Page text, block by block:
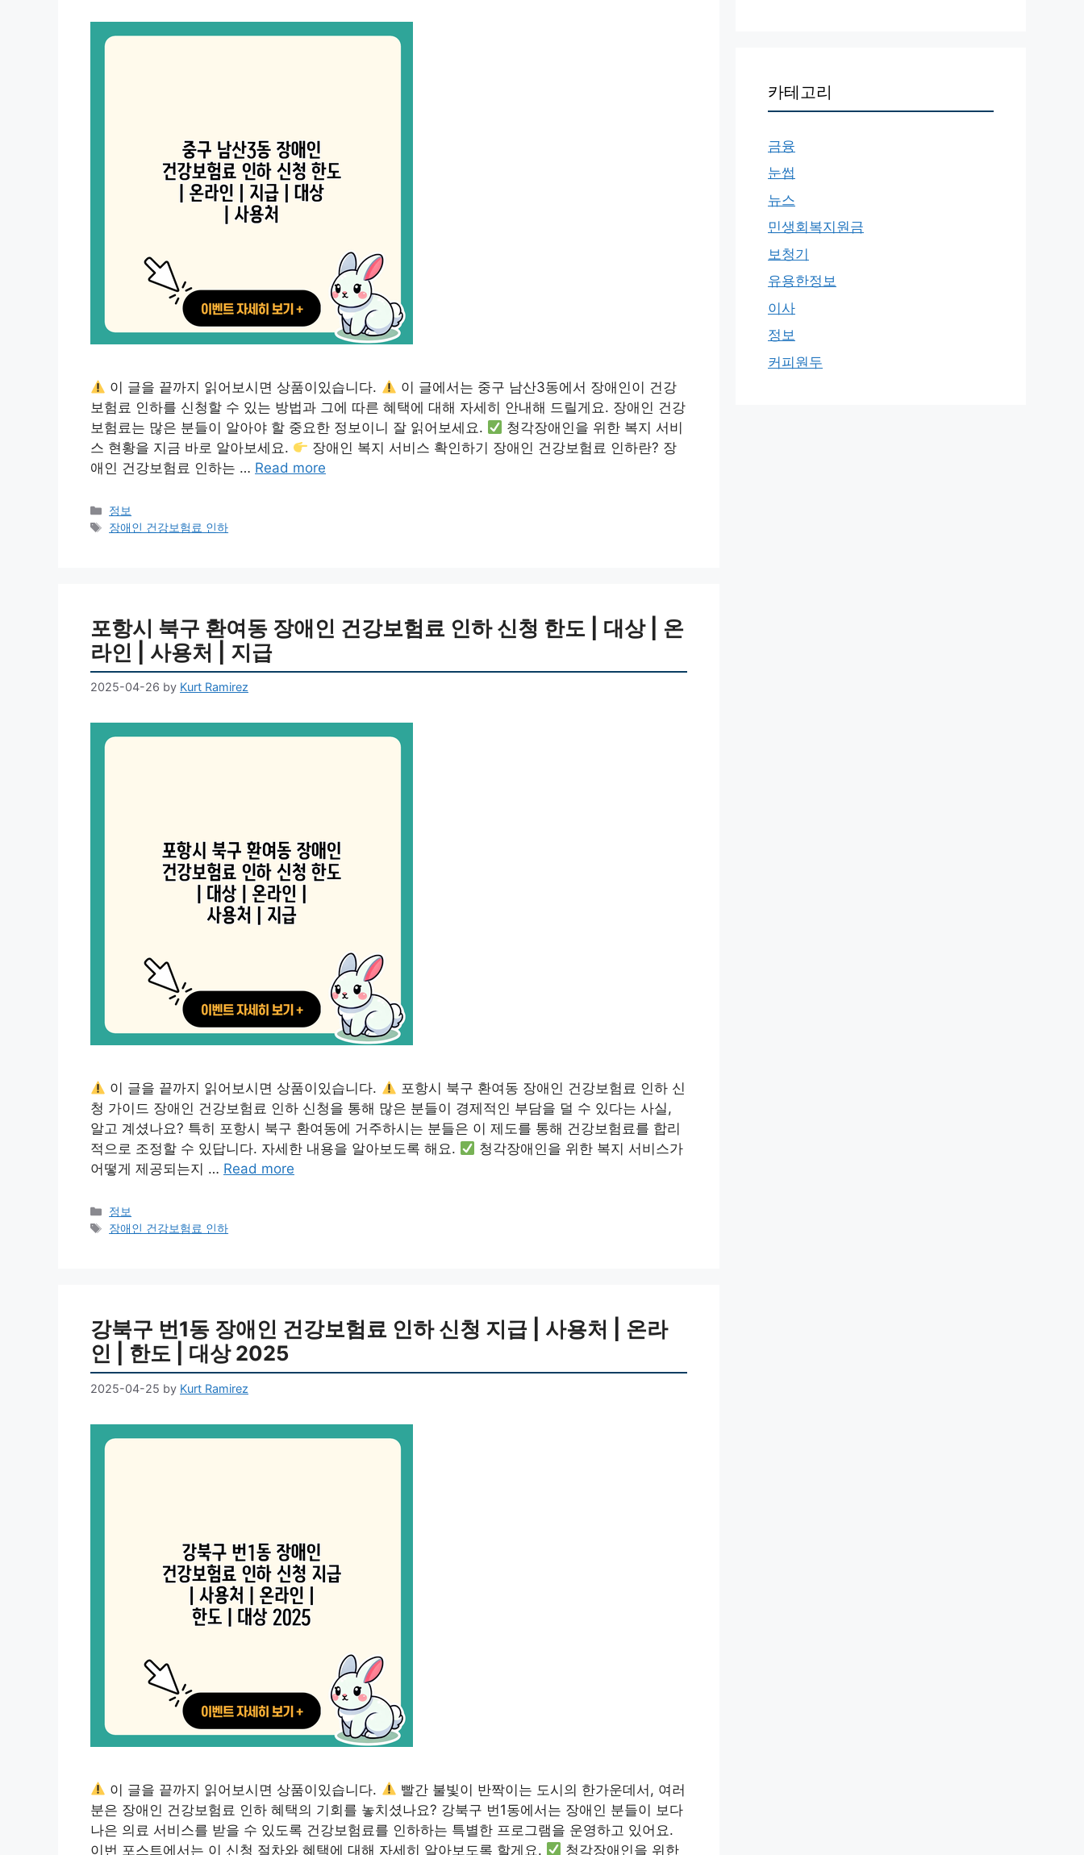
이 글을 끝까지 읽어보시면 상품이있습니다.
이 글에서는 중구 남산3동에서 장애인이 건강
보험료 인하를 신청할 수 있는 방법과 그에 따른 혜택에 대해 자세히 안내해 드릴게요. 장애인 건강
보험료는 많은 분들이 알아야 할 중요한 정보이니 잘 읽어보세요.
청각장애인을 위한 복지 서비
스 현황을 지금 바로 알아보세요.
장애인 복지 서비스 확인하기 장애인 건강보험료 인하란? 장
애인 건강보험료 인하는 … Read more
Categories
정보
Tags
장애인 건강보험료 인하
포항시 북구 환여동 장애인 건강보험료 인하 신청 한도 | 대상 | 온
라인 | 사용처 | 지급
2025-04-26 by Kurt Ramirez
이 글을 끝까지 읽어보시면 상품이있습니다.
포항시 북구 환여동 장애인 건강보험료 인하 신
청 가이드 장애인 건강보험료 인하 신청을 통해 많은 분들이 경제적인 부담을 덜 수 있다는 사실,
알고 계셨나요? 특히 포항시 북구 환여동에 거주하시는 분들은 이 제도를 통해 건강보험료를 합리
적으로 조정할 수 있답니다. 자세한 내용을 알아보도록 해요.
청각장애인을 위한 복지 서비스가
어떻게 제공되는지 … Read more
Categories
정보
Tags
장애인 건강보험료 인하
강북구 번1동 장애인 건강보험료 인하 신청 지급 | 사용처 | 온라
인 | 한도 | 대상 2025
2025-04-25 by Kurt Ramirez
이 글을 끝까지 읽어보시면 상품이있습니다.
빨간 불빛이 반짝이는 도시의 한가운데서, 여러
분은 장애인 건강보험료 인하 혜택의 기회를 놓치셨나요? 강북구 번1동에서는 장애인 분들이 보다
나은 의료 서비스를 받을 수 있도록 건강보험료를 인하하는 특별한 프로그램을 운영하고 있어요.
이번 포스트에서는 이 신청 절차와 혜택에 대해 자세히 알아보도록 할게요.
청각장애인을 위한
카테고리
금융
눈썹
뉴스
민생회복지원금
보청기
유용한정보
이사
정보
커피원두